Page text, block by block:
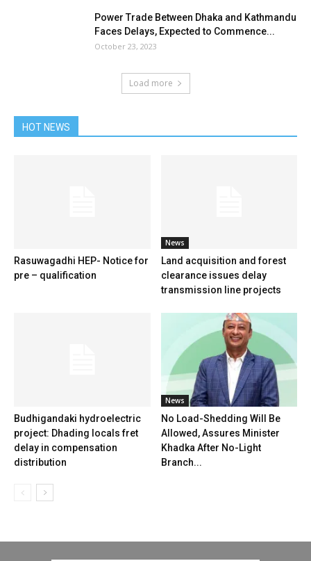
Power Trade Between Dhaka and Kathmandu
Faces Delays, Expected to Commence...
October 23, 2023
Load more
HOT NEWS
Rasuwagadhi HEP- Notice for
pre – qualification
News
Land acquisition and forest
clearance issues delay
transmission line projects
Budhigandaki hydroelectric
project: Dhading locals fret
delay in compensation
distribution
News
No Load-Shedding Will Be
Allowed, Assures Minister
Khadka After No-Light
Branch...